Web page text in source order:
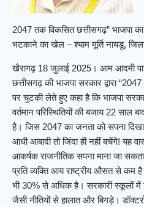
2047 तक विकसित छत्तीसगढ़” भाजपा
भटकाने का खेल – श्याम मूर्ति नायडू,
खैरागढ़ 18 जुलाई 2025। आम आदमी
छत्तीसगढ़ की भाजपा सरकार द्वारा
पर चुटकी लेते हुए कहा है कि भाजपा
वर्तमान परिस्थितियों की बजाय 22 साल
है। जिस 2047 का जनता को सपना
आधी आबादी तो जिंदा ही नहीं बचेंगे! यह
आकर्षक राजनीतिक सपना माना जा
प्रति व्यक्ति आय राष्ट्रीय औसत से कम
भी 30% से अधिक है। सरकारी स्कूलों में
जैसी नीतियों से हालात और बिगड़े।